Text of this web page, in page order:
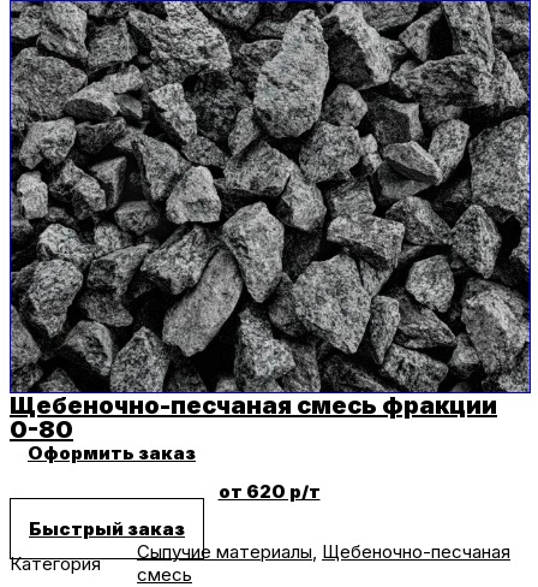
Щебеночно-песчаная смесь фракции
0-80
Оформить заказ
от 620 р/т
Быстрый заказ
Категория
Сыпучие материалы, Щебеночно-песчаная
смесь